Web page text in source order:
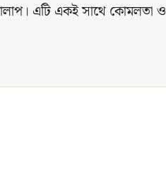
এটি একই সাথে কোমলতা ও